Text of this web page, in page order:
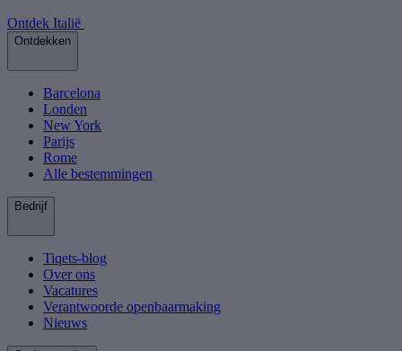
Ontdek Italië
Ontdekken
Barcelona
Londen
New York
Parijs
Rome
Alle bestemmingen
Bedrijf
Tiqets-blog
Over ons
Vacatures
Verantwoorde openbaarmaking
Nieuws